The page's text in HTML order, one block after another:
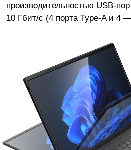
производительностью USB-
10 Гбит/с (4 порта Type-A и 4